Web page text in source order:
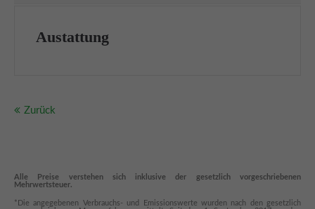
Austattung
Zurück
Alle Preise verstehen sich inklusive der gesetzlich vorgeschriebenen
Mehrwertsteuer.
*Die angegebenen Verbrauchs- und Emissionswerte wurden nach den gesetzlich